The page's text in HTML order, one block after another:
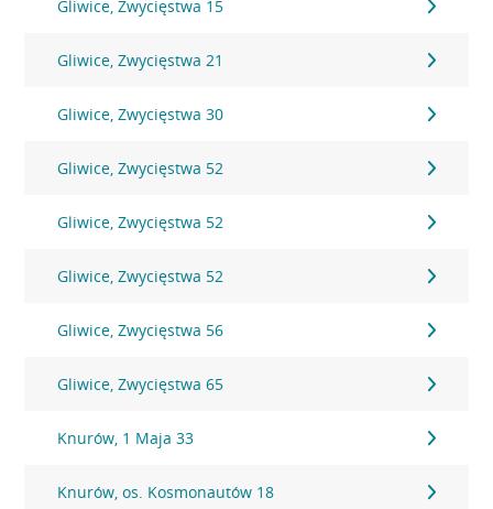
Gliwice, Zwycięstwa 15
Gliwice, Zwycięstwa 21
Gliwice, Zwycięstwa 30
Gliwice, Zwycięstwa 52
Gliwice, Zwycięstwa 52
Gliwice, Zwycięstwa 52
Gliwice, Zwycięstwa 56
Gliwice, Zwycięstwa 65
Knurów, 1 Maja 33
Knurów, os. Kosmonautów 18